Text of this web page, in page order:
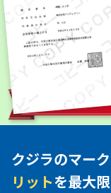
クジラのマー
リットを最大